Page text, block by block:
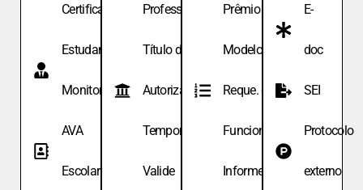
Certificação
Estudante
Monitor
AVA
Escolar
Professor
Título de
Autoriza.
Temporária
Valide
Prêmio
Modelo de
Reque. de
Funcionário
Informe
E-
doc
SEI
Protocolo
externo